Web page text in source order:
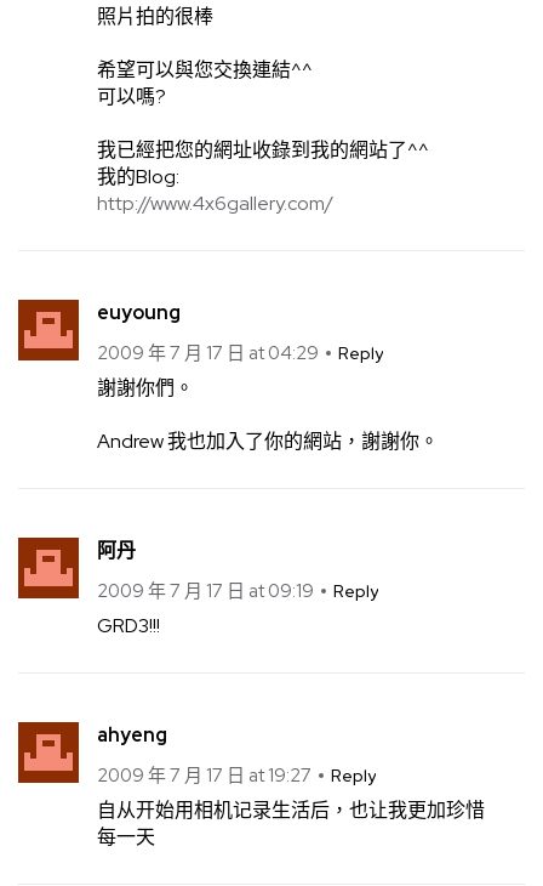
照片拍的很棒
希望可以與您交換連結^^
可以嗎?
我已經把您的網址收錄到我的網站了^^
我的Blog:
http://www.4x6gallery.com/
euyoung
2009 年 7 月 17 日 at 04:29 Reply
謝謝你們。
Andrew 我也加入了你的網站，謝謝你。
阿丹
2009 年 7 月 17 日 at 09:19 Reply
GRD3!!!
ahyeng
2009 年 7 月 17 日 at 19:27 Reply
自从开始用相机记录生活后，也让我更加珍惜
每一天